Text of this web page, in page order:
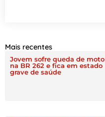
Mais recentes
Jovem sofre queda de moto
na BR 262 e fica em estado
grave de saúde